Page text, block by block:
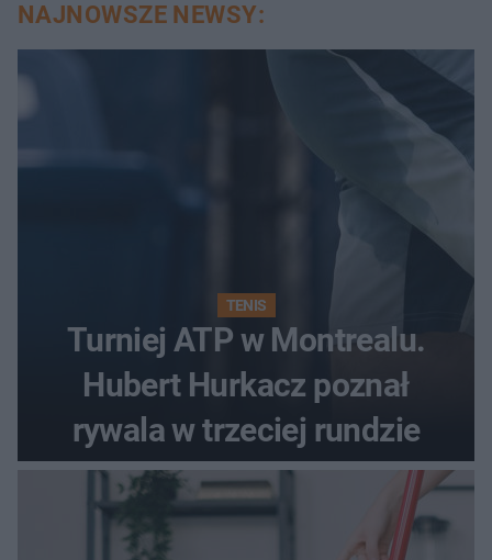
NAJNOWSZE NEWSY:
TENIS
Turniej ATP w Montrealu.
Hubert Hurkacz poznał
rywala w trzeciej rundzie